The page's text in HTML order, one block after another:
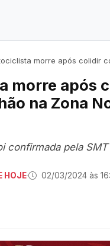
morre após colidir com caminhão na
morre após
na Zona
confirmada pela
HOJE· 02/03/2024 às